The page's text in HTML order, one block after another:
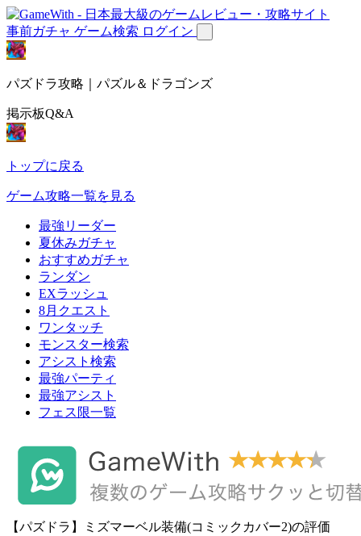
事前ガチャ ゲーム検索 ログイン
パズドラ攻略｜パズル＆ドラゴンズ
掲示板Q&A
トップに戻る
ゲーム攻略一覧を見る
最強リーダー
夏休みガチャ
おすすめガチャ
ランダン
EXラッシュ
8月クエスト
ワンタッチ
モンスター検索
アシスト検索
最強パーティ
最強アシスト
フェス限一覧
【パズドラ】ミズマーベル装備(コミックカバー2)の評価